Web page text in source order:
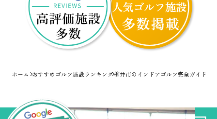
ホーム おすすめゴルフ施設ランキング柳井市のインドアゴルフ完全ガイド！